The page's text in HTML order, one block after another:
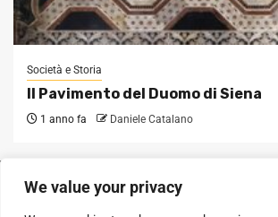
We value your privacy
Società e Storia
Il Pavimento del Duomo di Siena
1 anno fa Daniele Catalano
SEGUICI SUI SOCIAL